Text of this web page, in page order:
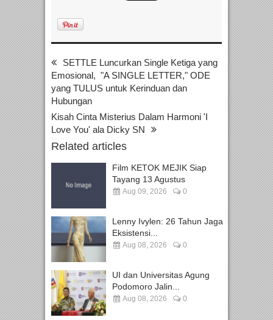
SETTLE Luncurkan Single Ketiga yang
Emosional, "A SINGLE LETTER," ODE
yang TULUS untuk Kerinduan dan
Hubungan
Kisah Cinta Misterius Dalam Harmoni 'I
Love You' ala Dicky SN
Related articles
Film KETOK MEJIK Siap
Tayang 13 Agustus
Aug 09, 2026 0
Lenny Ivylen: 26 Tahun Jaga
Eksistensi...
Aug 08, 2026 0
UI dan Universitas Agung
Podomoro Jalin...
Aug 08, 2026 0